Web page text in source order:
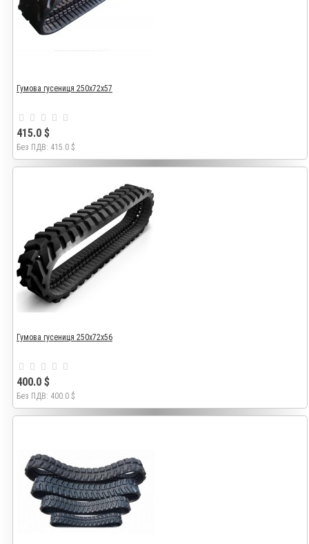
Гумова гусениця 250х72х57
415.0 $
Без ПДВ: 415.0 $
Гумова гусениця 250х72х56
400.0 $
Без ПДВ: 400.0 $